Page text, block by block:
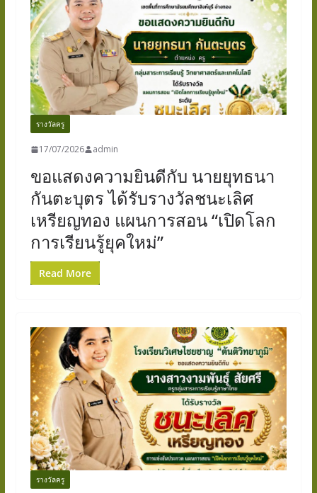
รางวัลครู
17/07/2026 admin
ขอแสดงความยินดีกับ นายยุทธนา
กันตะบุตร ได้รับรางวัลชนะเลิศ
เหรียญทอง แผนการสอน “เปิดโลก
การเรียนรู้ยุคใหม่”
Read More
รางวัลครู